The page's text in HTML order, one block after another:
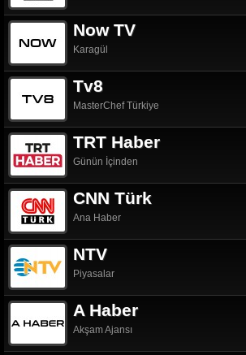
Now TV
Karagül
Tv8
MasterChef Türkiye
TRT Haber
Günün İçinden
CNN Türk
Ana Haber
NTV
Piyasalar
A Haber
Akşam Ajansı